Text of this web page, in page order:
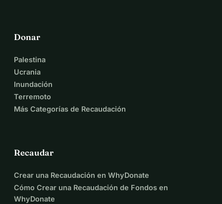
Donar
Palestina
Ucrania
Inundación
Terremoto
Más Categorías de Recaudación
Recaudar
Crear una Recaudación en WhyDonate
Cómo Crear una Recaudación de Fondos en
WhyDonate